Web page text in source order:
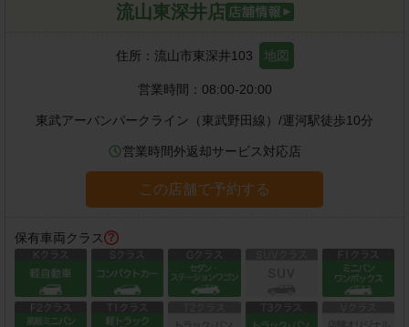
流山東深井店
住所： 流山市東深井103 地図
営業時間： 08:00-20:00
東武アーバンパークライン（東武野田線） /運河駅徒歩10分
営業時間外返却サービス対応店
この店舗で予約する
保有車両クラス